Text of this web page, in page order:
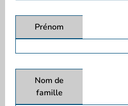
Prénom
Nom de
famille